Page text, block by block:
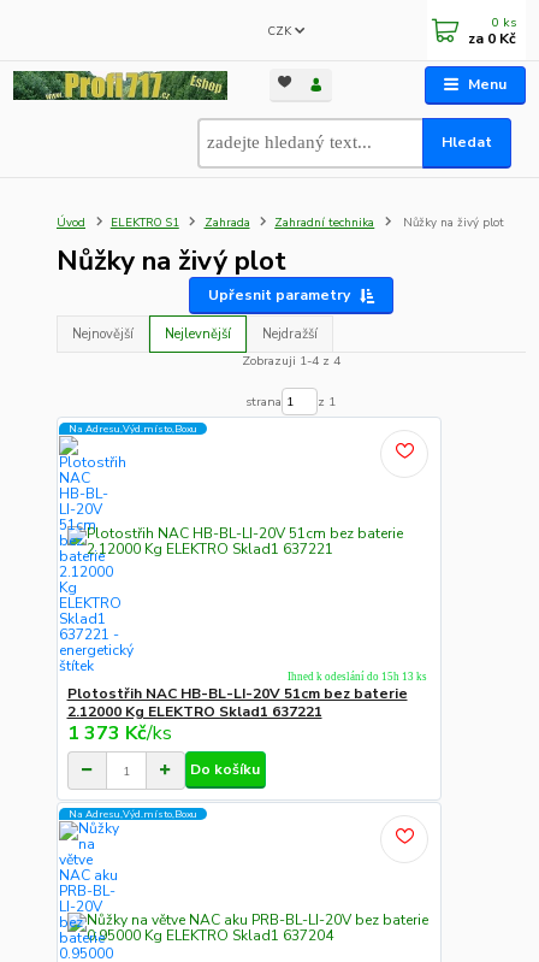
Menu
CZK
Hledat
0 ks
za 0 Kč
Úvod ELEKTRO S1 Zahrada Zahradní technika Nůžky na živý plot
Nůžky na živý plot
Upřesnit parametry
Nejnovější Nejlevnější
Nejdražší
Zobrazuji 1-4 z 4
strana z 1
Na Adresu,Výd.místo,Boxu
Plotostřih NAC HB-BL-LI-20V 51cm bez baterie
2.12000 Kg ELEKTRO Sklad1 637221
1 373 Kč/ks
Ihned k odeslání do 15h 13 ks
Do košíku
Na Adresu,Výd.místo,Boxu